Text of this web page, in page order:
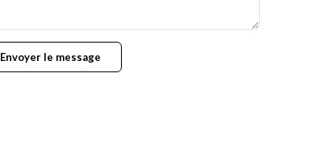
Envoyer le message